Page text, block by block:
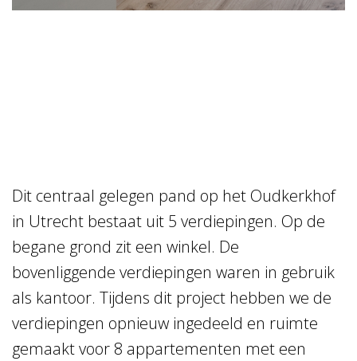
Dit centraal gelegen pand op het Oudkerkhof
in Utrecht bestaat uit 5 verdiepingen. Op de
begane grond zit een winkel. De
bovenliggende verdiepingen waren in gebruik
als kantoor. Tijdens dit project hebben we de
verdiepingen opnieuw ingedeeld en ruimte
gemaakt voor 8 appartementen met een